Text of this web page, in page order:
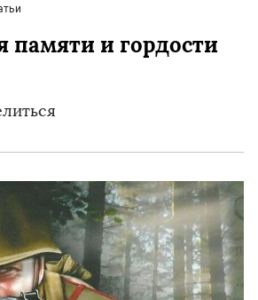
памяти и гордости